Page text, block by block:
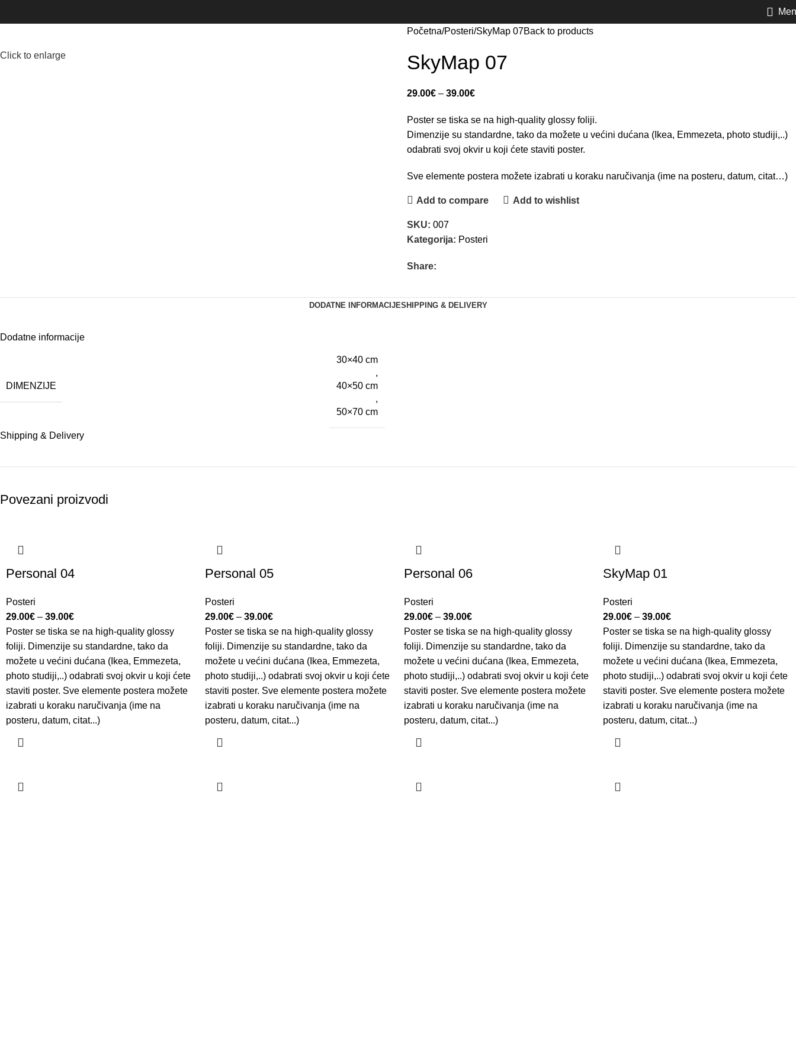
Click to enlarge
Početna Posteri SkyMap 07Back to products
SkyMap 07
29.00€ – 39.00€
Poster se tiska se na high-quality glossy foliji.
Dimenzije su standardne, tako da možete u većini dućana (Ikea, Emmezeta, photo studiji,..)
odabrati svoj okvir u koji ćete staviti poster.
Sve elemente postera možete izabrati u koraku naručivanja (ime na posteru, datum, citat…)
Add to compare Add to wishlist
SKU: 007
Kategorija: Posteri
Share:
DODATNE INFORMACIJESHIPPING & DELIVERY
Dodatne informacije
DIMENZIJE
30×40 cm
,
40×50 cm
,
50×70 cm
Shipping & Delivery
Povezani proizvodi
Personal 04
Posteri
29.00€ – 39.00€
Poster se tiska se na high-quality glossy
foliji. Dimenzije su standardne, tako da
možete u većini dućana (Ikea, Emmezeta,
photo studiji,..) odabrati svoj okvir u koji ćete
staviti poster. Sve elemente postera možete
izabrati u koraku naručivanja (ime na
posteru, datum, citat...)
Personal 05
Posteri
29.00€ – 39.00€
Poster se tiska se na high-quality glossy
foliji. Dimenzije su standardne, tako da
možete u većini dućana (Ikea, Emmezeta,
photo studiji,..) odabrati svoj okvir u koji ćete
staviti poster. Sve elemente postera možete
izabrati u koraku naručivanja (ime na
posteru, datum, citat...)
Personal 06
Posteri
29.00€ – 39.00€
Poster se tiska se na high-quality glossy
foliji. Dimenzije su standardne, tako da
možete u većini dućana (Ikea, Emmezeta,
photo studiji,..) odabrati svoj okvir u koji ćete
staviti poster. Sve elemente postera možete
izabrati u koraku naručivanja (ime na
posteru, datum, citat...)
SkyMap 01
Posteri
29.00€ – 39.00€
Poster se tiska se na high-quality glossy
foliji. Dimenzije su standardne, tako da
možete u većini dućana (Ikea, Emmezeta,
photo studiji,..) odabrati svoj okvir u koji ćete
staviti poster. Sve elemente postera možete
izabrati u koraku naručivanja (ime na
posteru, datum, citat...)